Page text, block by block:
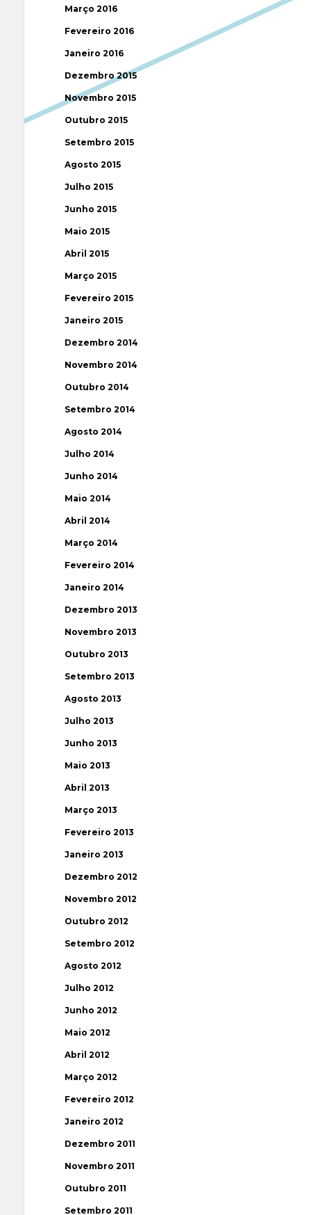
Março 2016
Fevereiro 2016
Janeiro 2016
Dezembro 2015
Novembro 2015
Outubro 2015
Setembro 2015
Agosto 2015
Julho 2015
Junho 2015
Maio 2015
Abril 2015
Março 2015
Fevereiro 2015
Janeiro 2015
Dezembro 2014
Novembro 2014
Outubro 2014
Setembro 2014
Agosto 2014
Julho 2014
Junho 2014
Maio 2014
Abril 2014
Março 2014
Fevereiro 2014
Janeiro 2014
Dezembro 2013
Novembro 2013
Outubro 2013
Setembro 2013
Agosto 2013
Julho 2013
Junho 2013
Maio 2013
Abril 2013
Março 2013
Fevereiro 2013
Janeiro 2013
Dezembro 2012
Novembro 2012
Outubro 2012
Setembro 2012
Agosto 2012
Julho 2012
Junho 2012
Maio 2012
Abril 2012
Março 2012
Fevereiro 2012
Janeiro 2012
Dezembro 2011
Novembro 2011
Outubro 2011
Setembro 2011